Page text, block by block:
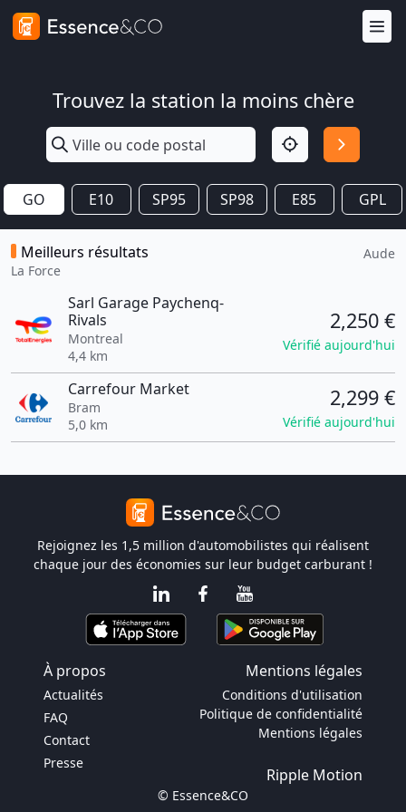
Trouvez la station la moins chère
GO E10 SP95 SP98 E85 GPL
Meilleurs résultats
La Force
Aude
Sarl Garage Paychenq-
Rivals
Montreal
4,4 km
2,250 €
Vérifié aujourd'hui
Carrefour Market
Bram
5,0 km
2,299 €
Vérifié aujourd'hui
Rejoignez les 1,5 million d'automobilistes qui réalisent
chaque jour des économies sur leur budget carburant !
À propos Mentions légales
Actualités
FAQ
Contact
Presse
Conditions d'utilisation
Politique de confidentialité
Mentions légales
Ripple Motion
© Essence&CO